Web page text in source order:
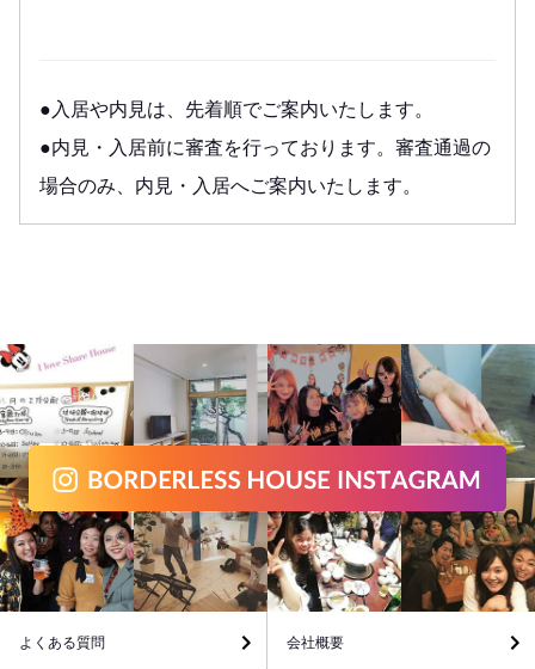
●入居や内見は、先着順でご案内いたします。
●内見・入居前に審査を行っております。審査通過の
場合のみ、内見・入居へご案内いたします。
よくある質問 会社概要